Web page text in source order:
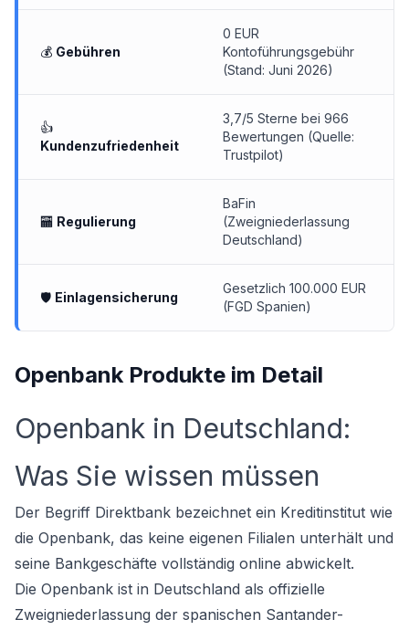
💰 Gebühren
0 EUR
Kontoführungsgebühr
(Stand: Juni 2026)
👍
Kundenzufriedenheit
3,7/5 Sterne bei 966
Bewertungen (Quelle:
Trustpilot)
🏧 Regulierung
BaFin
(Zweigniederlassung
Deutschland)
🛡 Einlagensicherung
Gesetzlich 100.000 EUR
(FGD Spanien)
Openbank Produkte im Detail
Openbank in Deutschland:
Was Sie wissen müssen
Der Begriff Direktbank bezeichnet ein Kreditinstitut wie
die Openbank, das keine eigenen Filialen unterhält und
seine Bankgeschäfte vollständig online abwickelt.
Die Openbank ist in Deutschland als offizielle
Zweigniederlassung der spanischen Santander-